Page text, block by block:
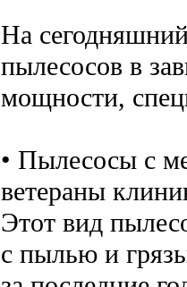
На
пылесосов в
мощности,
• Пылесосы с
ветераны
Этот вид
с пылью и